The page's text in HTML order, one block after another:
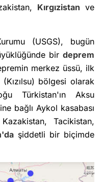
Kırgızistan ve
(USGS), bugün
bir deprem
merkez üssü, ilk
(Kızılsu) bölgesi olarak
Türkistan'ın Aksu
bağlı Aykol kasabası
Tacikistan,
şiddetli bir biçimde